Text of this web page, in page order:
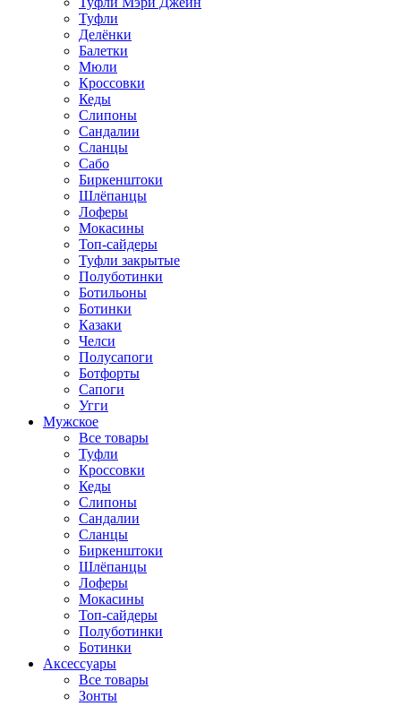
Туфли
Делёнки
Балетки
Мюли
Кроссовки
Кеды
Слипоны
Сандалии
Сланцы
Сабо
Биркенштоки
Шлёпанцы
Лоферы
Мокасины
Топ-сайдеры
Туфли закрытые
Полуботинки
Ботильоны
Ботинки
Казаки
Челси
Полусапоги
Ботфорты
Сапоги
Угги
Мужское
Все товары
Туфли
Кроссовки
Кеды
Слипоны
Сандалии
Сланцы
Биркенштоки
Шлёпанцы
Лоферы
Мокасины
Топ-сайдеры
Полуботинки
Ботинки
Аксессуары
Все товары
Зонты